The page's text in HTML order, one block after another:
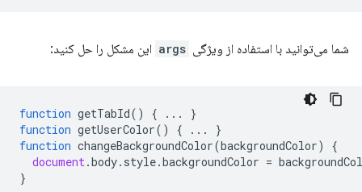
شما می‌توانید با استفاده از ویژگی args این مشکل را حل کنید:
function getTabId() { ...
}
function getUserColor() { ...
}
function changeBackgroundColor(backgroundColor)
{
document.body. style.backgroundColor =
}